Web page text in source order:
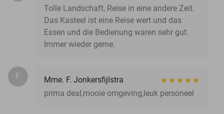
Tolle Landschaft, Reise in eine andere Zeit.
Das Kasteel ist eine Reise wert und das
Essen und die Bedienung waren sehr gut.
Immer wieder gerne.
F.
Mme. F. Jonkersfijlstra
prima deal,mooie omgeving,leuk personeel